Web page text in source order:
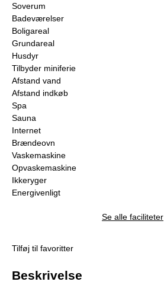
Soverum
Badeværelser
Boligareal
Grundareal
Husdyr
Tilbyder miniferie
Afstand vand
Afstand indkøb
Spa
Sauna
Internet
Brændeovn
Vaskemaskine
Opvaskemaskine
Ikkeryger
Energivenligt
Se alle faciliteter
Tilføj til favoritter
Beskrivelse